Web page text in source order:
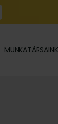
MUNKATÁRSAINK